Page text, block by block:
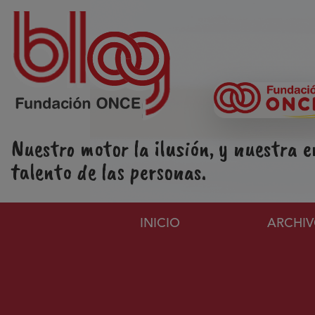
Pasar al contenido principal
Nuestro motor la ilusión, y nuestra
talento de las personas.
Navegación
INICIO